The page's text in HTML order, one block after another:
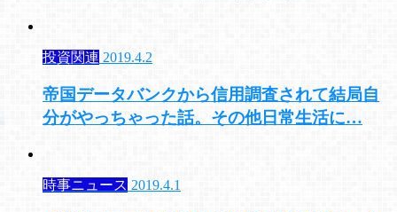
投資関連 2019.4.2
帝国データバンクから信用調査されて結局自
分がやっちゃった話。その他日常生活に…
時事ニュース 2019.4.1